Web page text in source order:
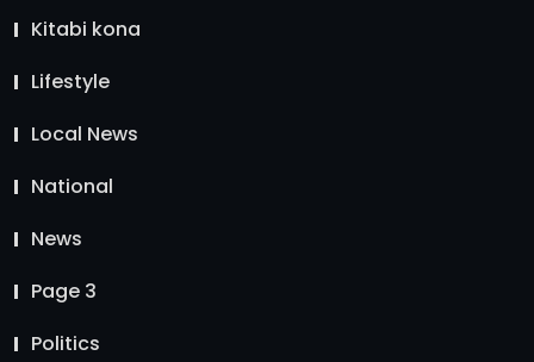
Kitabi kona
Lifestyle
Local News
National
News
Page 3
Politics